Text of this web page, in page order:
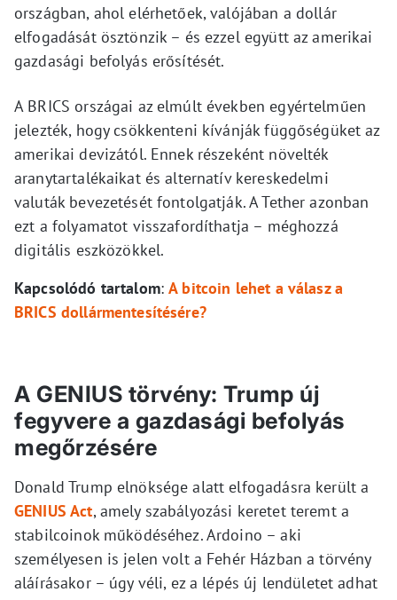
országban, ahol elérhetőek, valójában a dollár
elfogadását ösztönzik – és ezzel együtt az amerikai
gazdasági befolyás erősítését.
A BRICS országai az elmúlt években egyértelműen
jelezték, hogy csökkenteni kívánják függőségüket az
amerikai devizától. Ennek részeként növelték
aranytartalékaikat és alternatív kereskedelmi
valuták bevezetését fontolgatják. A Tether azonban
ezt a folyamatot visszafordíthatja – méghozzá
digitális eszközökkel.
Kapcsolódó tartalom:A bitcoin lehet a válasz a
BRICS dollármentesítésére?
A GENIUS törvény: Trump új
fegyvere a gazdasági befolyás
megőrzésére
Donald Trump elnöksége alatt elfogadásra került a
GENIUS Act, amely szabályozási keretet teremt a
stabilcoinok működéséhez. Ardoino – aki
személyesen is jelen volt a Fehér Házban a törvény
aláírásakor – úgy véli, ez a lépés új lendületet adhat